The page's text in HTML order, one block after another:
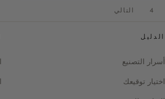
4 التالي
الدليل
أسرار التصنيع
اختيار توقيعك